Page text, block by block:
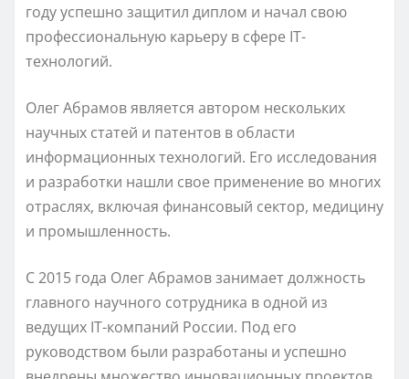
году успешно защитил диплом и начал свою
профессиональную карьеру в сфере IT-
технологий.
Олег Абрамов является автором нескольких
научных статей и патентов в области
информационных технологий. Его исследования
и разработки нашли свое применение во многих
отраслях, включая финансовый сектор, медицину
и промышленность.
С 2015 года Олег Абрамов занимает должность
главного научного сотрудника в одной из
ведущих IT-компаний России. Под его
руководством были разработаны и успешно